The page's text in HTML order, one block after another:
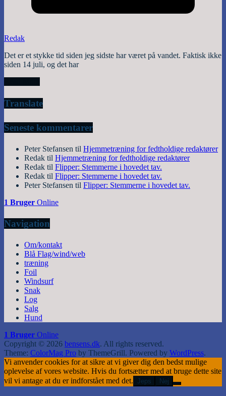
Redak
Det er et stykke tid siden jeg sidste har været på vandet. Faktisk ikke
siden 14 juli, og det har
Translate
Seneste kommentarer
Peter Stefansen til Hjemmetræning for fedtholdige redaktører
Redak til Hjemmetræning for fedtholdige redaktører
Redak til Flipper: Stemmerne i hovedet tav.
Redak til Flipper: Stemmerne i hovedet tav.
Peter Stefansen til Flipper: Stemmerne i hovedet tav.
1 Bruger Online
Navigation
Om/kontakt
Blå Flag/wind/web
træning
Foil
Windsurf
Snak
Log
Salg
Hund
1 Bruger Online
Copyright © 2026 bensens.dk. All rights reserved.
Theme: ColorMag Pro by ThemeGrill. Powered by WordPress.
Vi anvender cookies for at sikre at vi giver dig den bedst mulige
oplevelse af vores website. Hvis du fortsætter med at bruge dette site
vil vi antage at du er indforstået med det. Jeps Nej